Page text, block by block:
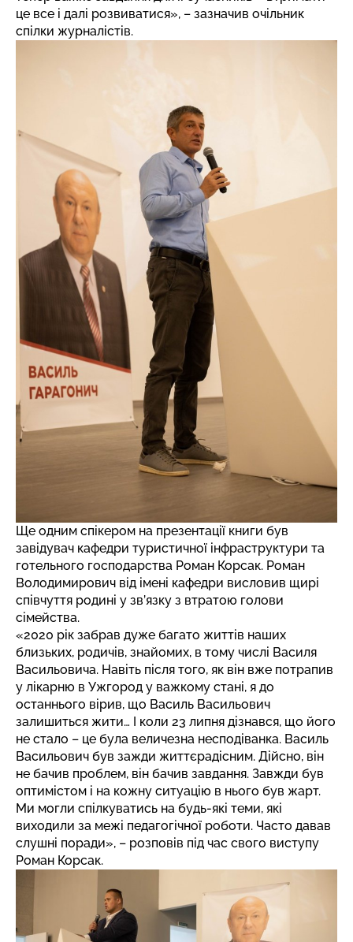
це все і далі розвиватися», – зазначив очільник
спілки журналістів.
Ще одним спікером на презентації книги був
завідувач кафедри туристичної інфраструктури та
готельного господарства Роман Корсак. Роман
Володимирович від імені кафедри висловив щирі
співчуття родині у зв’язку з втратою голови
сімейства.
«2020 рік забрав дуже багато життів наших
близьких, родичів, знайомих, в тому числі Василя
Васильовича. Навіть після того, як він вже потрапив
у лікарню в Ужгород у важкому стані, я до
останнього вірив, що Василь Васильович
залишиться жити… І коли 23 липня дізнався, що його
не стало – це була величезна несподіванка. Василь
Васильович був зажди життєрадісним. Дійсно, він
не бачив проблем, він бачив завдання. Завжди був
оптимістом і на кожну ситуацію в нього був жарт.
Ми могли спілкуватись на будь-які теми, які
виходили за межі педагогічної роботи. Часто давав
слушні поради», – розповів під час свого виступу
Роман Корсак.